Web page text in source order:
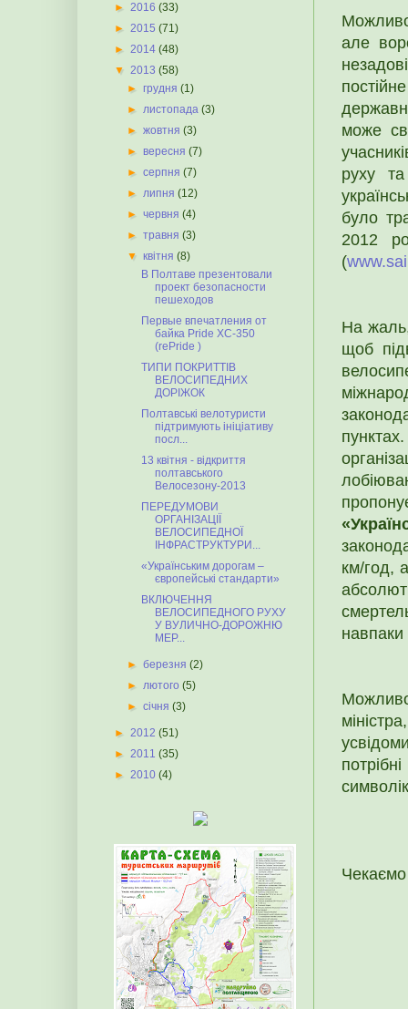
але
може
руху
було
2012
(
На
щоб
км/год,
навпаки
Чекаємо
► 2016 (33)
► 2015 (71)
► 2014 (48)
▼ 2013 (58)
►грудня(1)
►листопада(3)
►жовтня(3)
►вересня(7)
►серпня(7)
►липня(12)
►червня(4)
►травня(3)
▼квітня(8)
В Полтаве презентовали
проект безопасности
пешеходов
Первые впечатления от
байка Pride XC-350
(rePride )
ТИПИ ПОКРИТТІВ
ВЕЛОСИПЕДНИХ
ДОРІЖОК
Полтавські велотуристи
підтримують ініціативу
посл...
13 квітня - відкриття
полтавського
Велосезону-2013
ПЕРЕДУМОВИ
ОРГАНІЗАЦІЇ
ВЕЛОСИПЕДНОЇ
ІНФРАСТРУКТУРИ...
«Українським дорогам –
європейські стандарти»
ВКЛЮЧЕННЯ
ВЕЛОСИПЕДНОГО РУХУ
У ВУЛИЧНО-ДОРОЖНЮ
МЕР...
►березня(2)
►лютого(5)
►січня(3)
► 2012 (51)
► 2011 (35)
► 2010 (4)